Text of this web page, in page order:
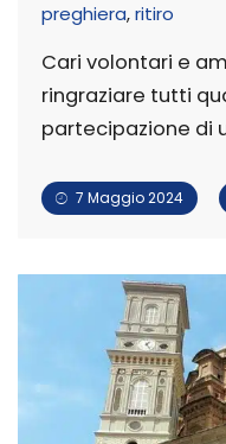
preghiera,ritiro
Cari volontari e
ringraziare tutti
partecipazione di
7 Maggio 2024